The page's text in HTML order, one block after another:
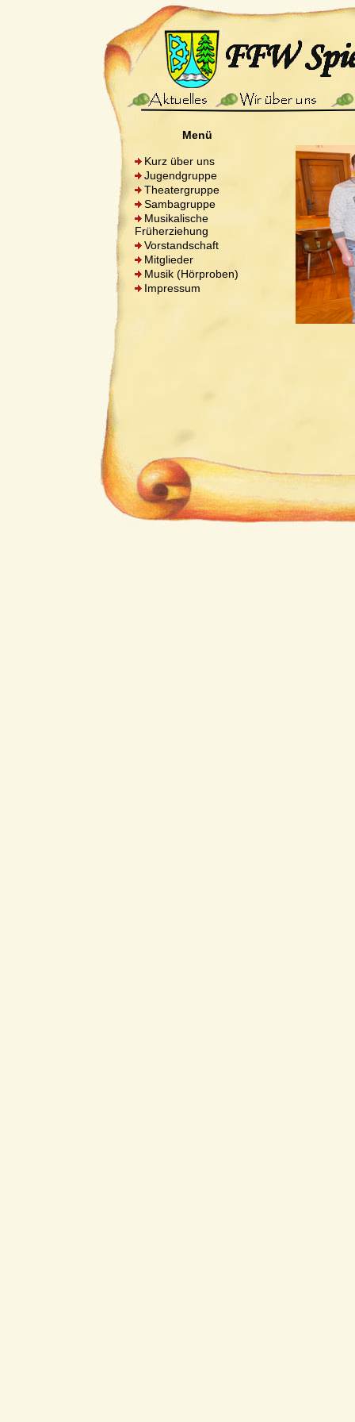
Menü
Kurz über uns
Jugendgruppe
Theatergruppe
Sambagruppe
Musikalische
Früherziehung
Vorstandschaft
Mitglieder
Musik (Hörproben)
Impressum